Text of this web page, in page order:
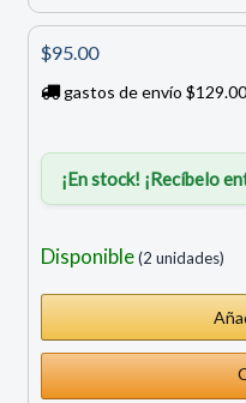
$95.00
gastos de envío
¡En stock! ¡Recíbelo
Disponible(2 unidades)